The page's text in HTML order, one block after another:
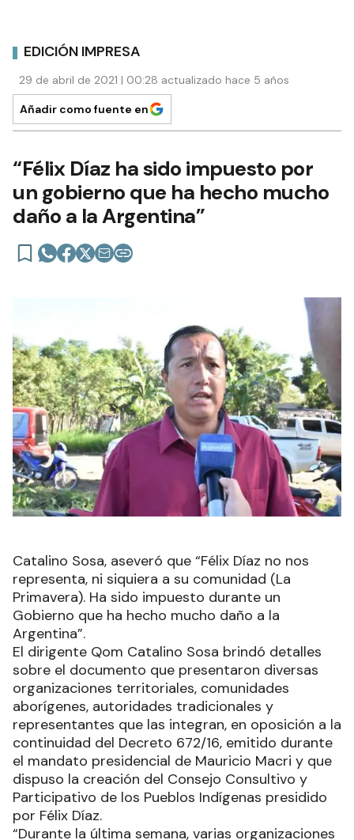
EDICIÓN IMPRESA
29 de abril de 2021 | 00:28 actualizado hace 5 años
Añadir como fuente en
“Félix Díaz ha sido impuesto por
un gobierno que ha hecho mucho
daño a la Argentina”
Catalino Sosa, aseveró que “Félix Díaz no nos
representa, ni siquiera a su comunidad (La
Primavera). Ha sido impuesto durante un
Gobierno que ha hecho mucho daño a la
Argentina”.
El dirigente Qom Catalino Sosa brindó detalles
sobre el documento que presentaron diversas
organizaciones territoriales, comunidades
aborígenes, autoridades tradicionales y
representantes que las integran, en oposición a la
continuidad del Decreto 672/16, emitido durante
el mandato presidencial de Mauricio Macri y que
dispuso la creación del Consejo Consultivo y
Participativo de los Pueblos Indígenas presidido
por Félix Díaz.
“Durante la última semana, varias organizaciones